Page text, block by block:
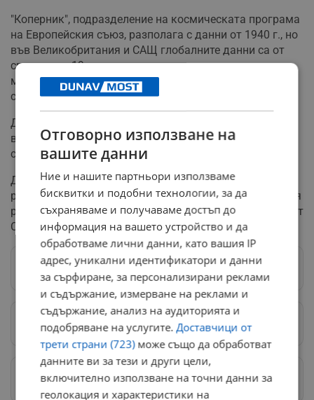
"Коперник", подразделение на космическата програма
на Европейския съюз, разполага с данни от 1940 г., но
във Великобритания и САЩ глобалните данни са от
средата на 19-и век. и се очаква скоро техните
метеорологични организации и научни институти да
съобщят за рекордно топло лято.
Досега дневните температури през септември са по-
високи от регистрираните за това време на годината,
според Университета на Мейн.
Докато въздухът и океаните в света поставяха
рекорди по топлина, Антарктика продължи да поставя
рекорди по ниско количество морски лед, съобщиха от
СМО.
Следвай ни в Google News→
Предпочитани източници→
Изпращайте снимки и информация на
news@dunavmost.com
Отговорно използване на
вашите данни
Ние и нашите партньори използваме
бисквитки и подобни технологии, за да
съхраняваме и получаваме достъп до
информация на вашето устройство и да
обработваме лични данни, като вашия IP
адрес, уникални идентификатори и данни
за сърфиране, за персонализирани реклами
и съдържание, измерване на реклами и
съдържание, анализ на аудиторията и
подобряване на услугите.Доставчици от
трети страни (723)може също да обработват
данните ви за тези и други цели,
включително използване на точни данни за
геолокация и характеристики на